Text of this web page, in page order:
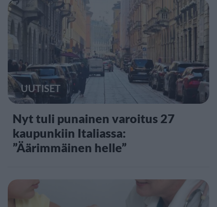
UUTISET
Nyt tuli punainen varoitus 27
kaupunkiin Italiassa:
”Äärimmäinen helle”